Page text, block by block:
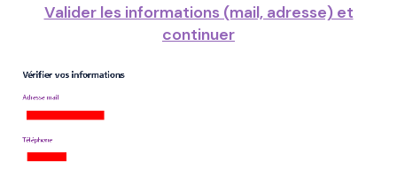
Valider les informations (mail, adresse) et
continuer